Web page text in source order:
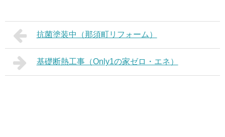
抗菌塗装中（那須町リフォーム）
基礎断熱工事（Only1の家ゼロ・エネ）